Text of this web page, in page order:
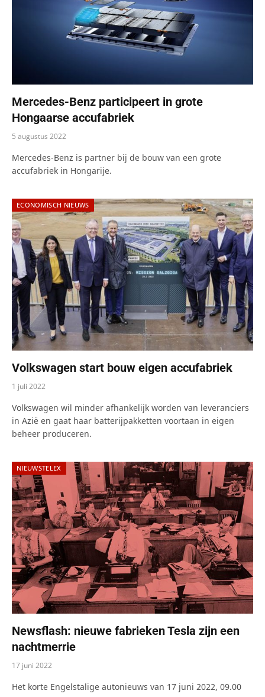
Mercedes-Benz participeert in grote
Hongaarse accufabriek
5 augustus 2022
Mercedes-Benz is partner bij de bouw van een grote
accufabriek in Hongarije.
ECONOMISCH NIEUWS
Volkswagen start bouw eigen accufabriek
1 juli 2022
Volkswagen wil minder afhankelijk worden van leveranciers
in Azië en gaat haar batterijpakketten voortaan in eigen
beheer produceren.
NIEUWSTELEX
Newsflash: nieuwe fabrieken Tesla zijn een
nachtmerrie
17 juni 2022
Het korte Engelstalige autonieuws van 17 juni 2022, 09.00